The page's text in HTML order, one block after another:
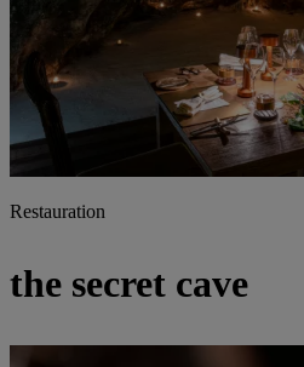
Restauration
the secret cave